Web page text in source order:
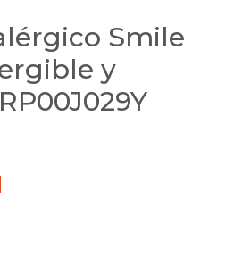
Smile
y